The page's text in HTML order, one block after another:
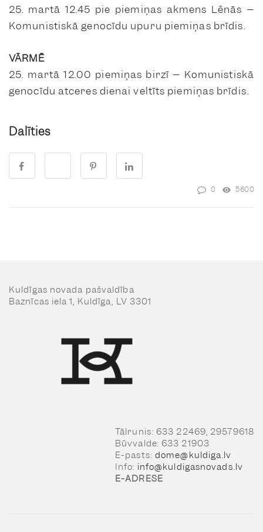
25. martā 12.45 pie piemiņas akmens Lēnās –
Komunistiskā genocīdu upuru piemiņas brīdis.
VĀRMĒ
25. martā 12.00 piemiņas birzī – Komunistiskā
genocīdu atceres dienai veltīts piemiņas brīdis.
Dalīties
0 5600
Kuldīgas novada pašvaldība
Baznīcas iela 1, Kuldīga, LV 3301
Tālrunis: 633 22469, 29579618
Būvvalde: 633 21903
E-pasts: dome@kuldiga.lv
Info: info@kuldigasnovads.lv
E-ADRESE